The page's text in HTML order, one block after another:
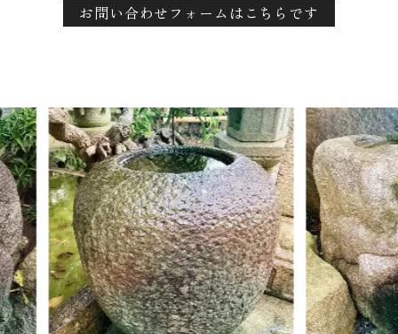
お問い合わせフォームはこちらです